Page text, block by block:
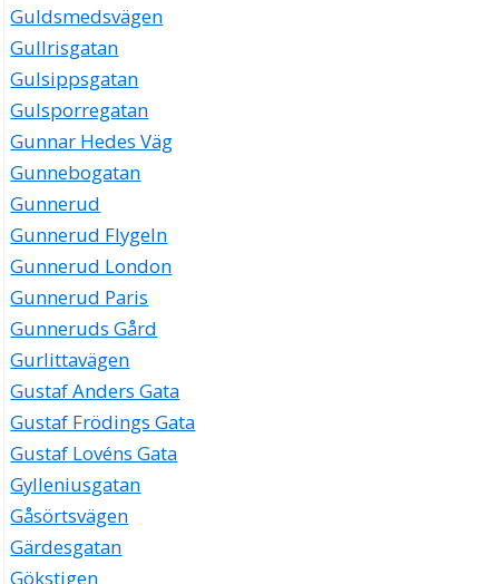
Guldsmedsvägen
Gullrisgatan
Gulsippsgatan
Gulsporregatan
Gunnar Hedes Väg
Gunnebogatan
Gunnerud
Gunnerud Flygeln
Gunnerud London
Gunnerud Paris
Gunneruds Gård
Gurlittavägen
Gustaf Anders Gata
Gustaf Frödings Gata
Gustaf Lovéns Gata
Gylleniusgatan
Gåsörtsvägen
Gärdesgatan
Gökstigen